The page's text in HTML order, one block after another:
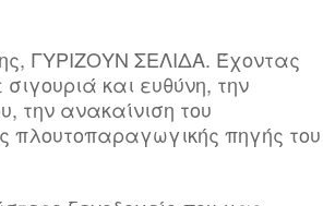
ΓΥΡΙΖΟΥΝ ΣΕΛΙΔΑ. Έχοντας
και ευθύνη, την
την ανακαίνιση του
πλουτοπαραγωγικής πηγής του